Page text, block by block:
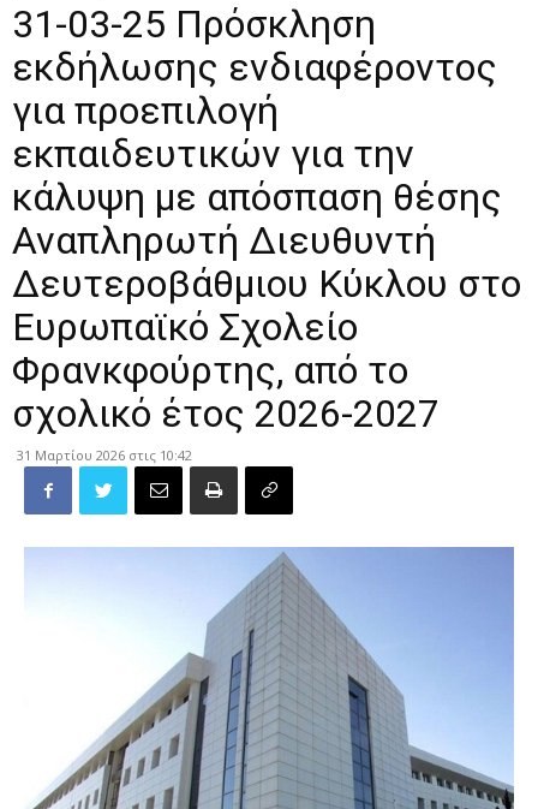
31-03-25 Πρόσκληση
εκδήλωσης ενδιαφέροντος
για προεπιλογή
εκπαιδευτικών για την
κάλυψη με απόσπαση θέσης
Αναπληρωτή Διευθυντή
Δευτεροβάθμιου Κύκλου στο
Ευρωπαϊκό Σχολείο
Φρανκφούρτης, από το
σχολικό έτος 2026-2027
31 Μαρτίου 2026 στις 10:42